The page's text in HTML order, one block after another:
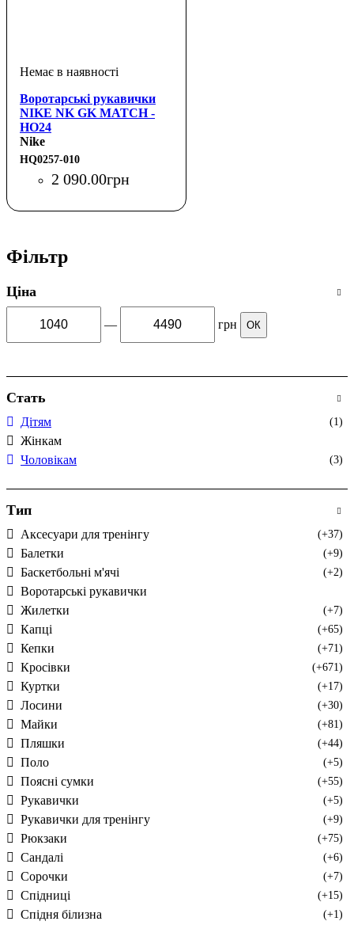
Воротарські рукавички
NIKE NK GK MATCH -
HO24
Nike
HQ0257-010
2 090.00грн
Фільтр
Ціна
— грн ОК
Стать
Дітям (1)
Жінкам
Чоловікам
(3)
Тип
Аксесуари для тренінгу (+37)
Балетки (+9)
Баскетбольні м'ячі (+2)
Воротарські рукавички
Жилетки
(+7)
Капці (+65)
Кепки (+71)
Кросівки (+671)
Куртки (+17)
Лосини (+30)
Майки (+81)
Пляшки (+44)
Поло (+5)
Поясні сумки (+55)
Рукавички (+5)
Рукавички для тренінгу (+9)
Рюкзаки (+75)
Сандалі (+6)
Сорочки (+7)
Спідниці (+15)
Спідня білизна (+1)